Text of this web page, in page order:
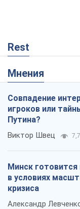
Rest
Мнения
Совпадение
игроков или
Путина?
Виктор Швец 7,7
Минск
в условиях
кризиса
Александр